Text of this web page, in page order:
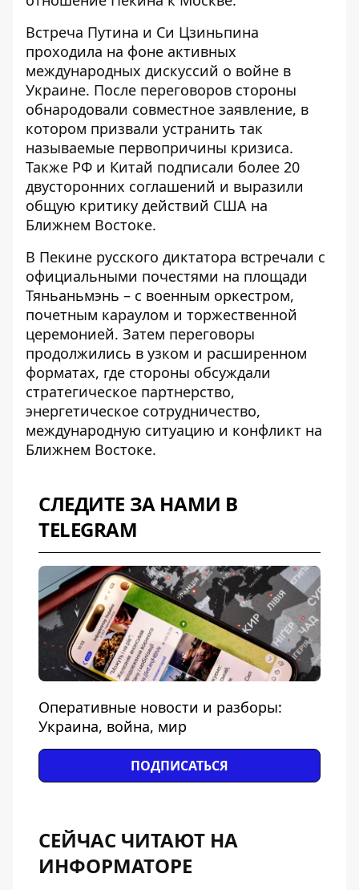
Встреча Путина и Си Цзиньпина
проходила на фоне активных
международных дискуссий о войне в
Украине. После переговоров стороны
обнародовали совместное заявление, в
котором призвали устранить так
называемые первопричины кризиса.
Также РФ и Китай подписали более 20
двусторонних соглашений и выразили
общую критику действий США на
Ближнем Востоке.
В Пекине русского диктатора встречали с
официальными почестями на площади
Тяньаньмэнь – с военным оркестром,
почетным караулом и торжественной
церемонией. Затем переговоры
продолжились в узком и расширенном
форматах, где стороны обсуждали
стратегическое партнерство,
энергетическое сотрудничество,
международную ситуацию и конфликт на
Ближнем Востоке.
СЛЕДИТЕ ЗА НАМИ В
TELEGRAM
Оперативные новости и разборы:
Украина, война, мир
ПОДПИСАТЬСЯ
СЕЙЧАС ЧИТАЮТ НА
ИНФОРМАТОРЕ